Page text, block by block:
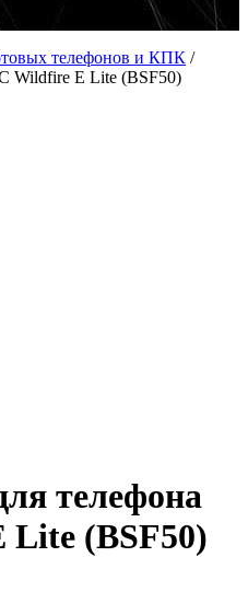
телефонов и КПК /
Wildfire E Lite (BSF50)
телефона
(BSF50)